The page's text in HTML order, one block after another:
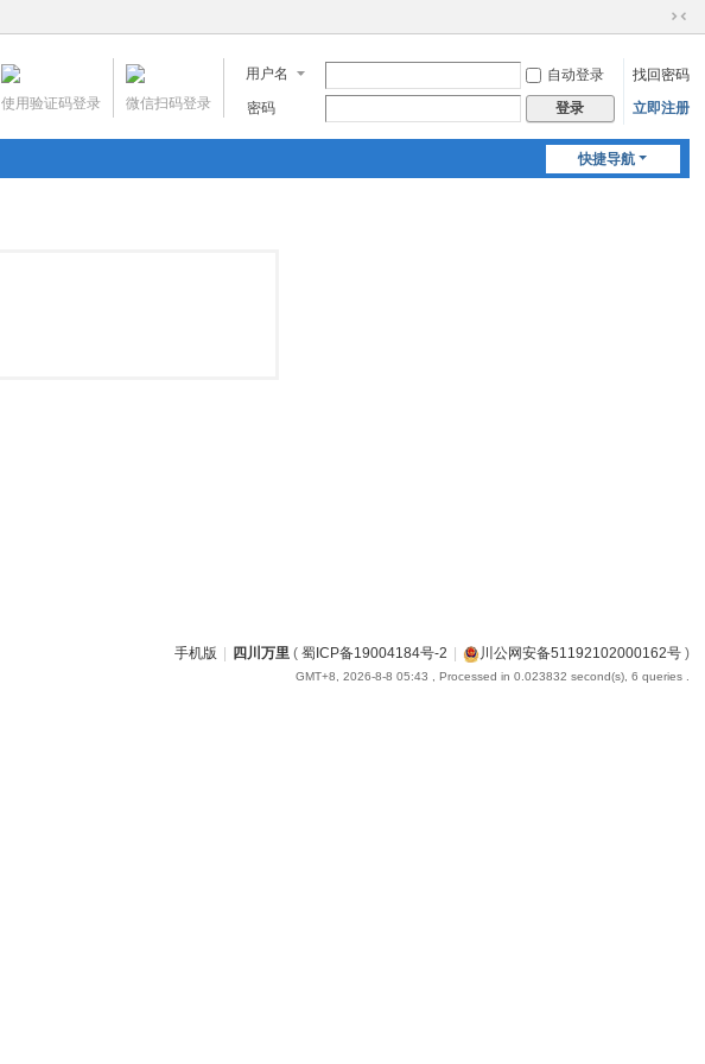
切
到
窄
用户名 自动登录
找回密码
密码
登录 立即注册
微信扫码登录
使用验证码登录
快捷导航
手机版 四川万里( 蜀ICP备19004184号-2 川公网安备51192102000162号)
GMT+8, 2026-8-8 05:43 , Processed in 0.023832 second(s), 6 queries .